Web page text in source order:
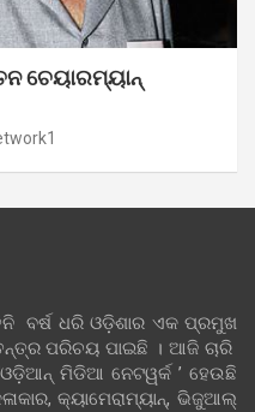
ଚେୟାରମ୍ୟାନ୍
ବର୍ଷ ଧରି ଓଡ଼ିଶାର ଏକ ପ୍ରମୁଖ
ପରିଚୟ ପାଇଛି । ଆଜି ଚାରି
ମିଡିଆ ନେଟୱର୍କ ’ ହେଉଛି
କ୍ୟାମେରାମ୍ୟାନ୍, ଭିଜୁଆଲ୍